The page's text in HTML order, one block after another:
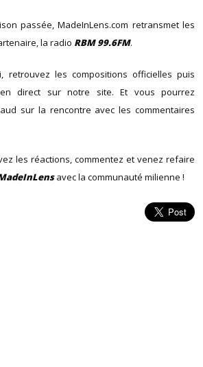
passée, MadeInLens.com retransmet les
la radio RBM 99.6FM.
retrouvez les compositions officielles puis
direct sur notre site. Et vous pourrez
sur la rencontre avec les commentaires
les réactions, commentez et venez refaire
avec la communauté milienne !